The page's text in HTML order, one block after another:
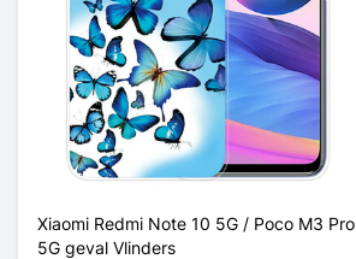
Xiaomi Redmi Note 10 5G / Poco M3 Pro
5G geval Vlinders